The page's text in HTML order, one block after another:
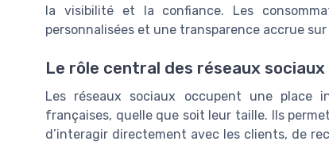
la visibilité et la confiance. Les
personnalisées et une transparence accrue
Le rôle central des réseaux
Les réseaux sociaux occupent une place
françaises, quelle que soit leur taille. Ils
d’interagir directement avec les clients, de